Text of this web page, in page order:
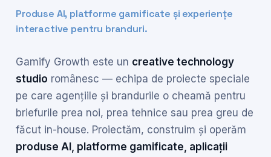
Produse AI, platforme gamificate și experiențe
interactive pentru branduri.
Gamify Growth este un creative technology
studio românesc — echipa de proiecte speciale
pe care agențiile și brandurile o cheamă pentru
briefurile prea noi, prea tehnice sau prea greu de
făcut in-house. Proiectăm, construim și operăm
produse AI, platforme gamificate, aplicații